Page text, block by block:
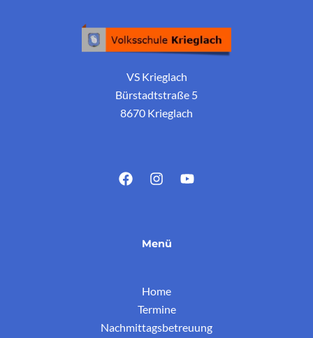
VS Krieglach
Bürstadtstraße 5
8670 Krieglach
Menü
Home
Termine
Nachmittagsbetreuung